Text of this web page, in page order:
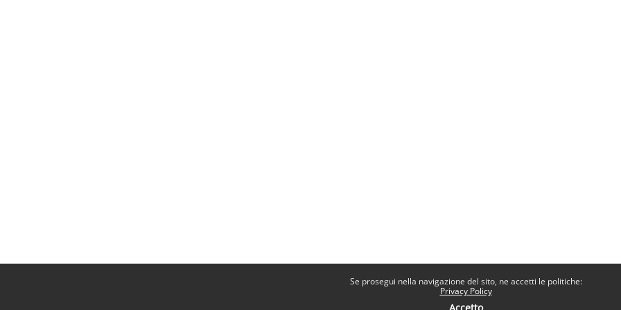
Se prosegui nella navigazione del sito, ne accetti le politiche:
Privacy Policy